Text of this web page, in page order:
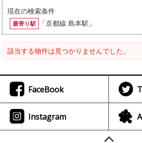
現在の検索条件
最寄り駅
「京都線 島本駅 」
該当する物件は見つかりませんでした。
FaceBook
Instagram